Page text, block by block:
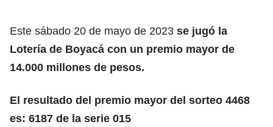
Este sábado 20 de mayo de 2023 se jugó la
Lotería de Boyacá con un premio mayor de
14.000 millones de pesos.
El resultado del premio mayor del sorteo 4468
es: 6187 de la serie 015